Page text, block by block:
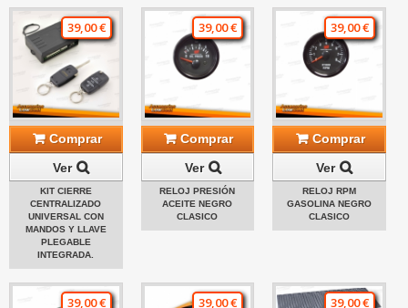
39,00 €
Comprar
Ver
KIT CIERRE
CENTRALIZADO
UNIVERSAL CON
MANDOS Y LLAVE
PLEGABLE
INTEGRADA.
39,00 €
Comprar
Ver
RELOJ PRESIÓN
ACEITE NEGRO
CLASICO
39,00 €
Comprar
Ver
RELOJ RPM
GASOLINA NEGRO
CLASICO
39,00 € 39,00 € 39,00 €